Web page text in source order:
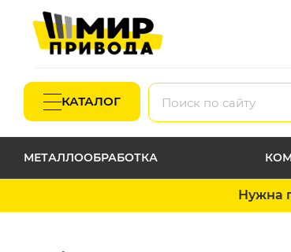
КАТАЛОГ
МЕТАЛЛООБРАБОТКА
Нужна